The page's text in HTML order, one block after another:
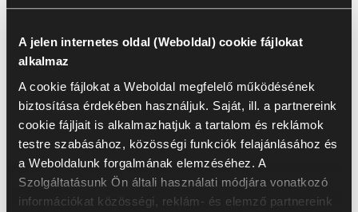
A jelen internetes oldal (Weboldal) cookie fájlokat
alkalmaz
A cookie fájlokat a Weboldal megfelelő működésének
biztosítása érdekében használjuk. Saját, ill. a partnereink
cookie fájljait is alkalmazhatjuk a tartalom és reklámok
testre szabásához, közösségi funkciók felajánlásához és
a Weboldalunk forgalmának elemzéséhez. A
Szolgáltatásunk Ön általi használati módjára vonatkozó
információkat közösségi, reklám- és elemző partnereink
Letöltések